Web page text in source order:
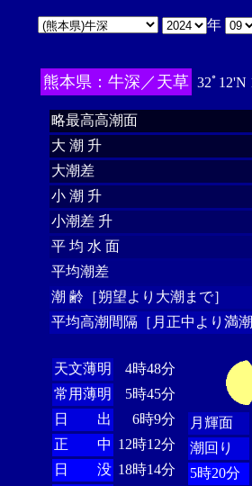
年
熊本県：牛深／天草 32ﾟ12'N
略最高高潮面
大 潮 升
大潮差
小 潮 升
小潮差 升
平 均 水 面
平均潮差
潮 齢［朔望より大潮まで］
平均高潮間隔［月正中より満潮
天文薄明
4時48分
常用薄明
5時45分
日 出
6時9分
正 中 12時12分
日 没 18時14分
月輝面
潮回り
5時20分